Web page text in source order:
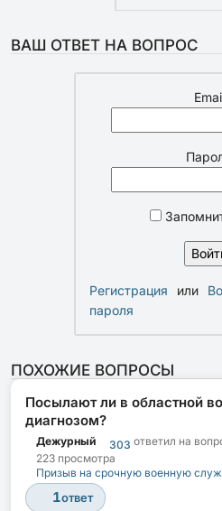
ВАШ ОТВЕТ НА ВОПРОС
Регистрация или
пароля
ПОХОЖИЕ ВОПРОСЫ
Посылают ли в областной
диагнозом?
Дежурный 303 ответил на
223 просмотра
Призыв на срочную военную
1ответ